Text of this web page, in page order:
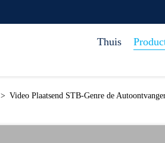
Thuis
> Video Plaatsend STB-Genre de